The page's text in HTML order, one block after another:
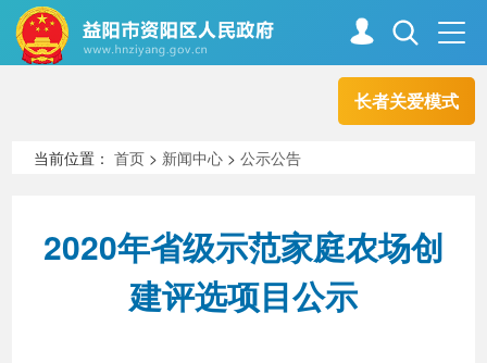
长者关爱模式
走进资阳
新闻中心 解读回应
当前位置：首页 > 新闻中心 >公示公告
2020年省级示范家庭农场创
建评选项目公示